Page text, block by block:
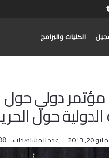
الكليات والبرامج
دولي
حول
مايو 20, 2013 عدد المشاهدات: